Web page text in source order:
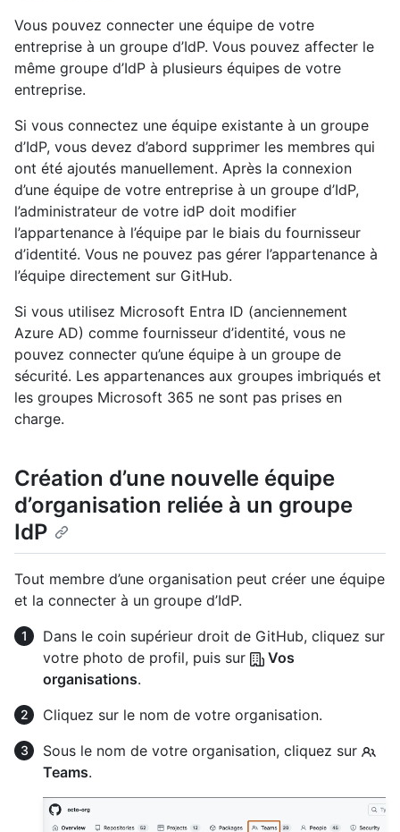
Vous pouvez connecter une équipe de votre
entreprise à un groupe d’IdP. Vous pouvez affecter le
même groupe d’IdP à plusieurs équipes de votre
entreprise.
Si vous connectez une équipe existante à un groupe
d’IdP, vous devez d’abord supprimer les membres qui
ont été ajoutés manuellement. Après la connexion
d’une équipe de votre entreprise à un groupe d’IdP,
l’administrateur de votre idP doit modifier
l’appartenance à l’équipe par le biais du fournisseur
d’identité. Vous ne pouvez pas gérer l’appartenance à
l’équipe directement sur GitHub.
Si vous utilisez Microsoft Entra ID (anciennement
Azure AD) comme fournisseur d’identité, vous ne
pouvez connecter qu’une équipe à un groupe de
sécurité. Les appartenances aux groupes imbriqués et
les groupes Microsoft 365 ne sont pas prises en
charge.
Création d’une nouvelle équipe
d’organisation reliée à un groupe
IdP
Tout membre d’une organisation peut créer une équipe
et la connecter à un groupe d’IdP.
Dans le coin supérieur droit de GitHub, cliquez sur
votre photo de profil, puis sur
Vos
organisations.
Cliquez sur le nom de votre organisation.
Sous le nom de votre organisation, cliquez sur
Teams.